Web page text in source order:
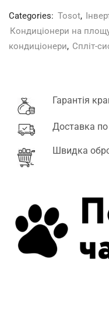
Categories: Tosot,
Кондиціонери на
кондиціонери, Спліт-
Гарантія
Доставка по
Швидка